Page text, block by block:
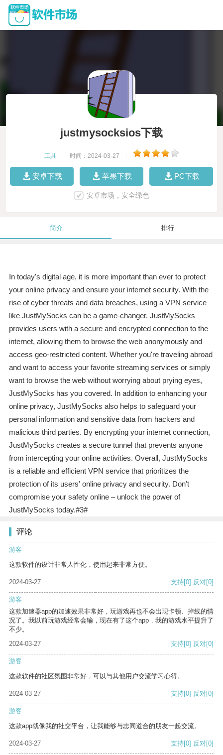
justmysocksios下载
工具 时间：2024-03-27
安卓下载 苹果下载 PC下载
安卓市场，安全绿色
简介 排行
In today's digital age, it is more important than ever to protect
your online privacy and ensure your internet security. With the
rise of cyber threats and data breaches, using a VPN service
like JustMySocks can be a game-changer. JustMySocks
provides users with a secure and encrypted connection to the
internet, allowing them to browse the web anonymously and
access geo-restricted content. Whether you're traveling abroad
and want to access your favorite streaming services or simply
want to browse the web without worrying about prying eyes,
JustMySocks has you covered. In addition to enhancing your
online privacy, JustMySocks also helps to safeguard your
personal information and sensitive data from hackers and
malicious third parties. By encrypting your internet connection,
JustMySocks creates a secure tunnel that prevents anyone
from intercepting your online activities. Overall, JustMySocks
is a reliable and efficient VPN service that prioritizes the
protection of its users' online privacy and security. Don't
compromise your safety online – unlock the power of
JustMySocks today.#3#
评论
游客
这款软件的设计非常人性化，使用起来非常方便。
2024-03-27 支持[0] 反对[0]
游客
这款加速器app的加速效果非常好，玩游戏再也不会出现卡顿、掉线的情
况了。我以前玩游戏经常会输，现在有了这个app，我的游戏水平提升了
不少。
2024-03-27
支持[0] 反对[0]
游客
这款软件的社区氛围非常好，可以与其他用户交流学习心得。
2024-03-27 支持[0] 反对[0]
游客
这款app就像我的社交平台，让我能够与志同道合的朋友一起交流。
2024-03-27 支持[0] 反对[0]